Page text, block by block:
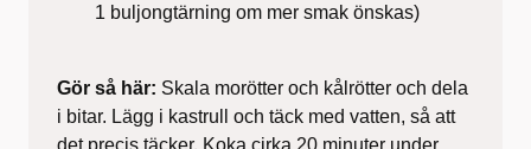
1 buljongtärning om mer smak önskas)
Gör så här: Skala morötter och kålrötter och dela
i bitar. Lägg i kastrull och täck med vatten, så att
det precis täcker. Koka cirka 20 minuter under